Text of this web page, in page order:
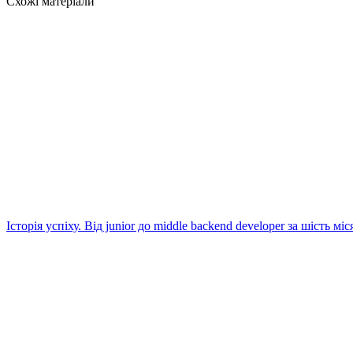
Історія успіху. Від junior до middle backend developer за шість